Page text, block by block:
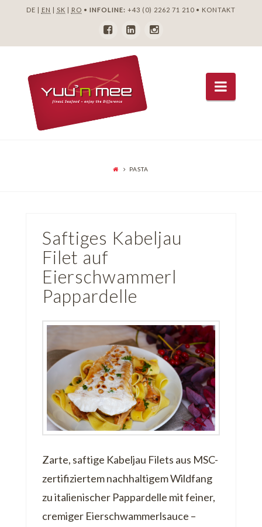
DE | EN | SK | RO • INFOLINE: +43 (0) 2262 71 210• KONTAKT
PASTA
Saftiges Kabeljau
Filet auf
Eierschwammerl
Pappardelle
Zarte, saftige Kabeljau Filets aus MSC-
zertifiziertem nachhaltigem Wildfang
zu italienischer Pappardelle mit feiner,
cremiger Eierschwammerlsauce –